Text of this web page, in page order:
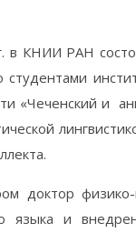
в КНИИ РАН
студентами
«Чеченский и
доктор
языка и